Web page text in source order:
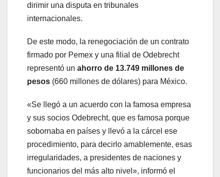
dirimir una disputa en tribunales
internacionales.
De este modo, la renegociación de un contrato
firmado por Pemex y una filial de Odebrecht
representó un ahorro de 13.749 millones de
pesos (660 millones de dólares) para México.
«Se llegó a un acuerdo con la famosa empresa
y sus socios Odebrecht, que es famosa porque
sobornaba en países y llevó a la cárcel ese
procedimiento, para decirlo amablemente, esas
irregularidades, a presidentes de naciones y
funcionarios del más alto nivel», informó el